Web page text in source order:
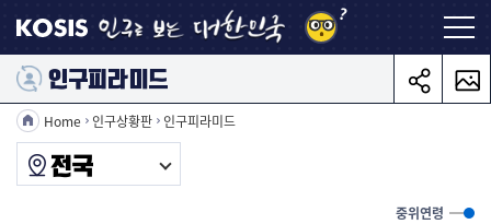
인구피라미드
Home 인구상황판 인구피라미드
중위연령